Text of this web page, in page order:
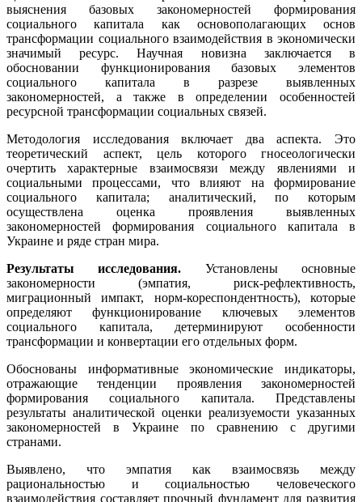
выяснения базовых закономерностей формирования
социального капитала как основополагающих основ
трансформации социального взаимодействия в экономически
значимый ресурс. Научная новизна заключается в
обосновании функционирования базовых элементов
социального капитала в разрезе выявленных
закономерностей, а также в определении особенностей
ресурсной трансформации социальных связей.
Методология исследования включает два аспекта. Это
теоретический аспект, цель которого гносеологически
очертить характерные взаимосвязи между явлениями и
социальными процессами, что влияют на формирование
социального капитала; аналитический, по которым
осуществлена оценка проявления выявленных
закономерностей формирования социального капитала в
Украине и ряде стран мира.
Результаты исследования. Установлены основные
закономерности (эмпатия, риск-рефлективность,
миграционный импакт, норм-кореспондентность), которые
определяют функционирование ключевых элементов
социального капитала, детерминируют особенности
трансформации и конвертации его отдельных форм.
Обоснованы информативные экономические индикаторы,
отражающие тенденции проявления закономерностей
формирования социального капитала. Представлены
результаты аналитической оценки реализуемости указанных
закономерностей в Украине по сравнению с другими
странами.
Выявлено, что эмпатия как взаимосвязь между
рациональностью и социальностью человеческого
взаимодействия составляет прочный фундамент для развития